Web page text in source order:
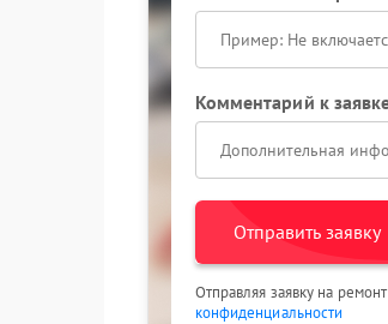
Комментарий к
Отправить заявку
Отправляя заявку на
конфиденциальности